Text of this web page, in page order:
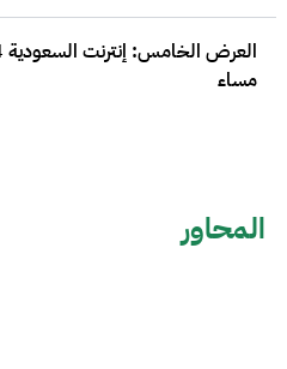
مساء
المحاور